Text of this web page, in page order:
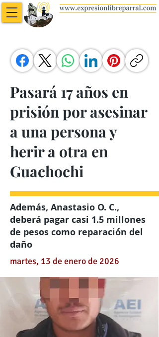
Pasará 17 años en
prisión por asesinar
a una persona y
herir a otra en
Guachochi
Además, Anastasio O. C.,
deberá pagar casi 1.5 millones
de pesos como reparación del
daño
martes, 13 de enero de 2026